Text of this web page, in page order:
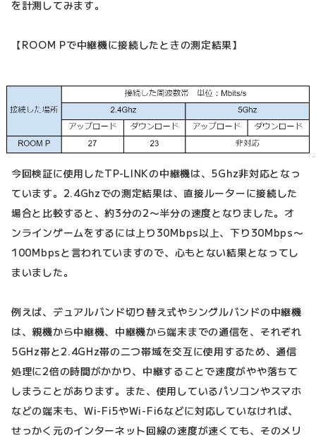
を計測してみます。
【ROOM Pで中継機に接続したときの測定結果】
今回検証に使用したTP-LINKの中継機は、5Ghz非対応となっ
ています。2.4Ghzでの測定結果は、直接ルーターに接続した
場合と比較すると、約3分の2〜半分の速度となりました。オ
ンラインゲームをするには上り30Mbps以上、下り30Mbps〜
100Mbpsと言われていますので、心もとない結果となってし
まいました。
例えば、デュアルバンド切り替え式やシングルバンドの中継機
は、親機から中継機、中継機から端末までの通信を、それぞれ
5GHz帯と2.4GHz帯の二つ帯域を交互に使用するため、通信
処理に2倍の時間がかかり、中継することで速度がやや落ちて
しまうことがあります。また、使用しているパソコンやスマホ
などの端末も、Wi-Fi5やWi-Fi6などに対応していなければ、
せっかく元のインターネット回線の速度が速くても、そのメリ